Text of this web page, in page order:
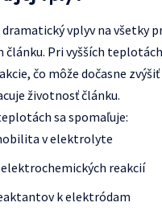
dramatický vplyv na všetky
článku. Pri vyšších
čo môže dočasne
životnosť článku.
sa spomaľuje:
v elektrolyte
reakcií
k elektródam